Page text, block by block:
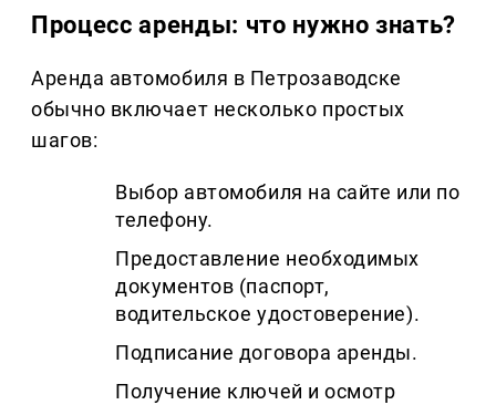
Процесс аренды: что нужно знать?
Аренда автомобиля в Петрозаводске
обычно включает несколько простых
шагов:
Выбор автомобиля на сайте или по
телефону.
Предоставление необходимых
документов (паспорт,
водительское удостоверение).
Подписание договора аренды.
Получение ключей и осмотр